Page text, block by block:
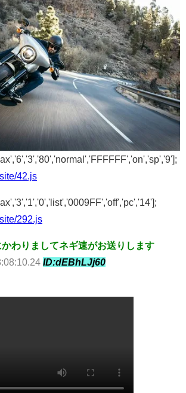
42.js
292.js
かわりましてネギ速がお送りします
ID:dEBhLJj60